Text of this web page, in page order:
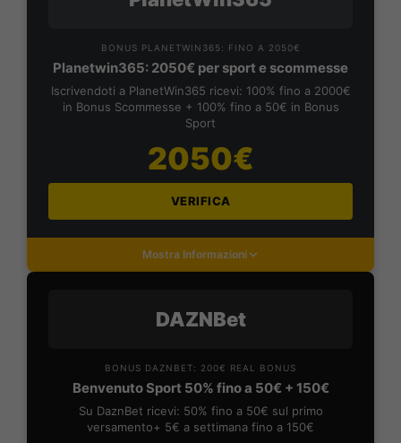
BONUS PLANETWIN365: FINO A 2050€
Planetwin365: 2050€ per sport e scommesse
Iscrivendoti a PlanetWin365 ricevi: 100% fino a 2000€
in Bonus Scommesse + 100% fino a 50€ in Bonus
Sport
2050€
VERIFICA
Mostra Informazioni
DAZNBet
BONUS DAZNBET: 200€ REAL BONUS
Benvenuto Sport 50% fino a 50€ + 150€
Su DaznBet ricevi: 50% fino a 50€ sul primo
versamento+ 5€ a settimana fino a 150€